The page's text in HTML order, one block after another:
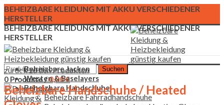
BEHEIZBARE KLEIDUNG MIT AKKU VERSCHIEDENER
HERSTELLER
BEHEIZBARE KLEIDUNG MIT AKKU VERSCHIEDENER
HERSTELLER
Suchen
0 Produkte/0,00€
Beheizbare Jacken
Westen & Baselayers
Beheizbare Handschuhe
Beheizbare Fahrradhandschuhe
zurück zu den Produkten
Beheizbare Handschuhe / Heated